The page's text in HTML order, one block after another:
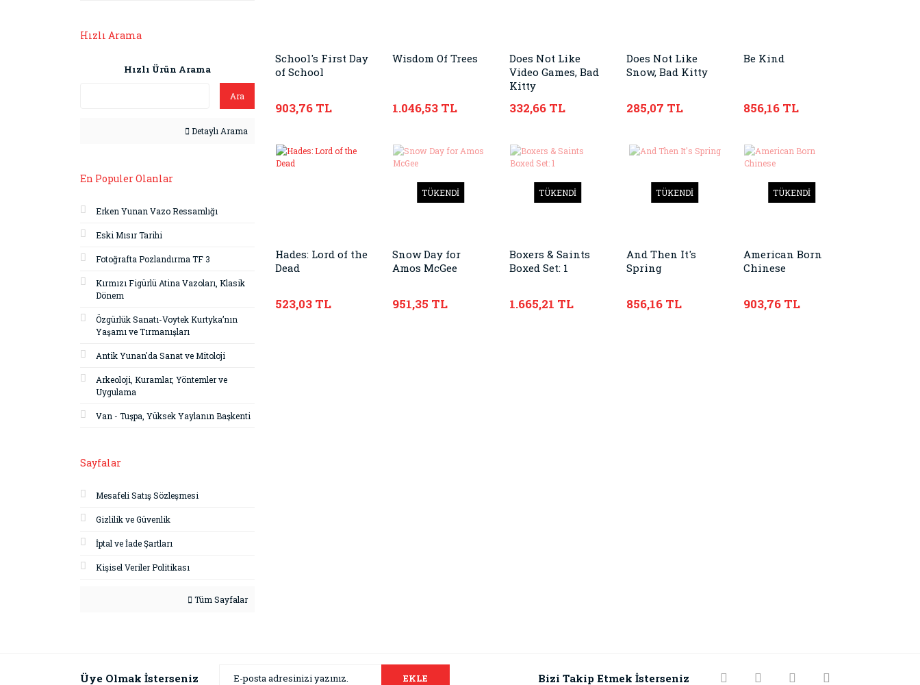
Hızlı Arama
Hızlı Ürün Arama
Ara
Detaylı Arama
En Populer Olanlar
Erken Yunan Vazo Ressamlığı
Eski Mısır Tarihi
Fotoğrafta Pozlandırma TF 3
Kırmızı Figürlü Atina Vazoları, Klasik
Dönem
Özgürlük Sanatı-Voytek Kurtyka’nın
Yaşamı ve Tırmanışları
Antik Yunan'da Sanat ve Mitoloji
Arkeoloji, Kuramlar, Yöntemler ve
Uygulama
Van - Tuşpa, Yüksek Yaylanın Başkenti
Sayfalar
Mesafeli Satış Sözleşmesi
Gizlilik ve Güvenlik
İptal ve İade Şartları
Kişisel Veriler Politikası
Tüm Sayfalar
School's First Day
of School
903,76 TL
Wisdom Of Trees
1.046,53 TL
Does Not Like
Video Games, Bad
Kitty
332,66 TL
Does Not Like
Snow, Bad Kitty
285,07 TL
Be Kind
856,16 TL
Hades: Lord of the
Dead
523,03 TL
TÜKENDİ
Snow Day for
Amos McGee
951,35 TL
TÜKENDİ
Boxers & Saints
Boxed Set: 1
1.665,21 TL
TÜKENDİ
And Then It's
Spring
856,16 TL
TÜKENDİ
American Born
Chinese
903,76 TL
Üye Olmak İsterseniz EKLE Bizi Takip Etmek İsterseniz